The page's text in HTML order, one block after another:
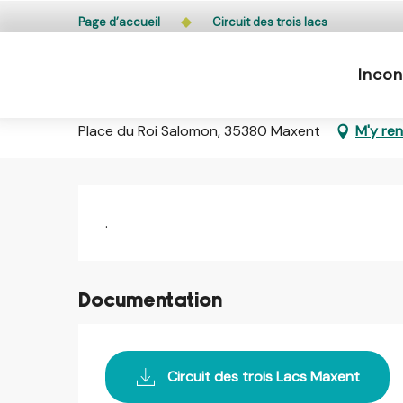
au
L’accès du public aux bois, massifs forestiers et
Page d’accueil Circuit des trois lacs
Place du Roi Salomon, 35380 Maxent M'y
.
Documentation
Circuit des trois Lacs Maxent